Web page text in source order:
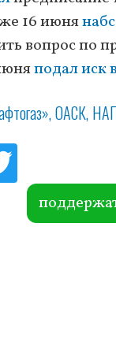
16 июня
вопрос по
подал иск
ОАСК
itte
r